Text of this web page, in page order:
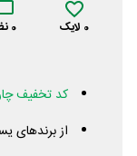
0 لایک 0
کد تخفیف
از برندهای